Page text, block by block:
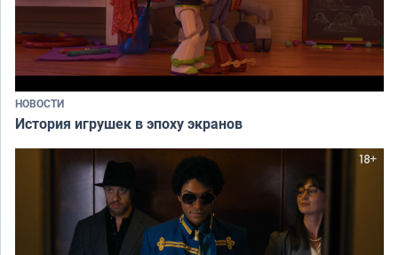
НОВОСТИ
История игрушек в эпоху экранов